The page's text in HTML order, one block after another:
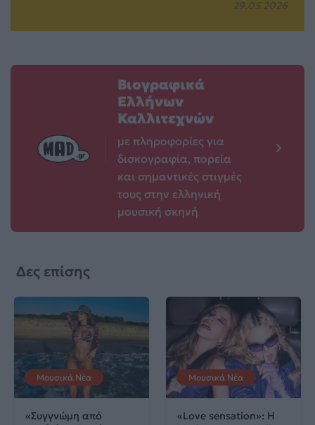
29.05.2026
Βιογραφικά
Ελλήνων
Καλλιτεχνών
με πληροφορίες για
δισκογραφία, πορεία
και σημαντικές στιγμές
τους στην ελληνική
μουσική σκηνή
Δες επίσης
Μουσικά Νέα
«Συγγνώμη από
Μουσικά Νέα
«Love sensation»: Η